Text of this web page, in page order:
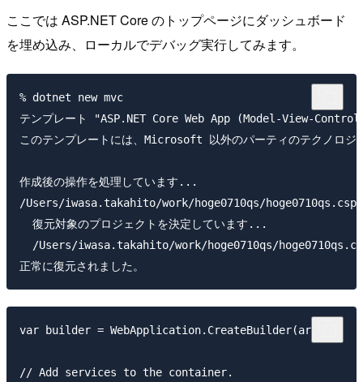
ここでは ASP.NET Core のトップページにダッシュボード
を埋め込み、ローカルでデバッグ実行してみます。
% dotnet new mvc
テンプレート "ASP.NET Core Web App (Model-View-
このテンプレートには、Microsoft 以外のパーティのテク
作成後の操作を処理しています...
/Users/iwasa.takahito/work/hoge0710qs/
  復元対象のプロジェクトを決定しています...
/Users/iwasa.takahito/work/hoge0710qs/
var builder = WebApplication.CreateBuilder(args);
// Add services to the container.